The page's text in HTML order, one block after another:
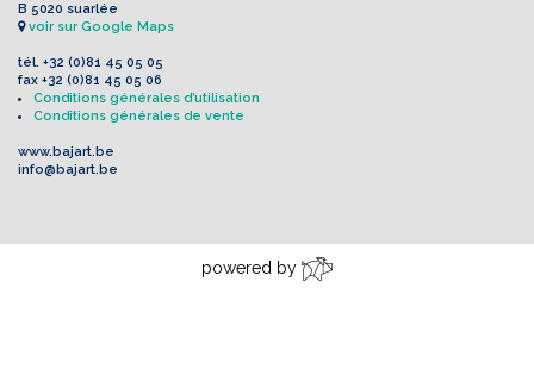
B 5020 suarlée
voir sur Google Maps
tél. +32 (0)81 45 05 05
fax +32 (0)81 45 05 06
Conditions générales d’utilisation
Conditions générales de vente
www.bajart.be
info@bajart.be
powered by